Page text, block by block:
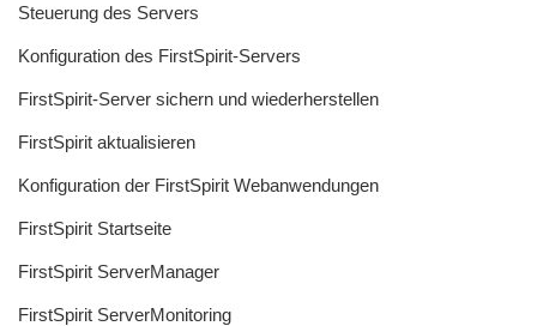
Steuerung des Servers
Konfiguration des FirstSpirit-Servers
FirstSpirit-Server sichern und wiederherstellen
FirstSpirit aktualisieren
Konfiguration der FirstSpirit Webanwendungen
FirstSpirit Startseite
FirstSpirit ServerManager
FirstSpirit ServerMonitoring